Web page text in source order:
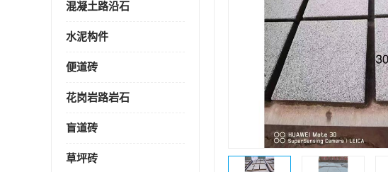
混凝土路沿石
水泥构件
便道砖
花岗岩路岩石
盲道砖
草坪砖